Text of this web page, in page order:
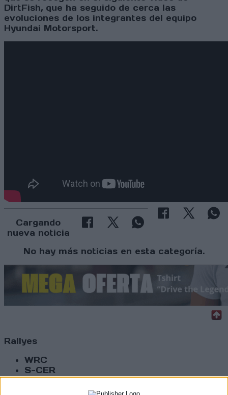
DirtFish, que ha seguido de cerca las
evoluciones de los integrantes del equipo
Hyundai Motorsport.
Cargando
nueva noticia
No hay más noticias en esta categoría.
Rallyes
WRC
S-CER
ERC